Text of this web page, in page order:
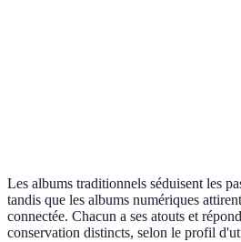
Les albums traditionnels séduisent les
tandis que les albums numériques
connectée. Chacun a ses atouts et
conservation distincts, selon le profil